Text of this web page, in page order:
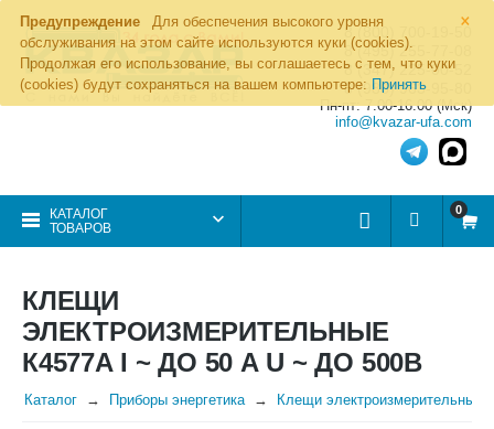
×
Предупреждение
Для обеспечения высокого уровня
обслуживания на этом сайте используются куки (cookies).
Продолжая его использование, вы соглашаетесь с тем, что куки
(cookies) будут сохраняться на вашем компьютере: Принять
8 (800) 700-19-50
8 (495) 255-77-08
8 (347) 225-00-52
8 (986) 963-95-80
Пн-пт: 7.00-16.00 (Мск)
info@kvazar-ufa.com
КАТАЛОГ
ТОВАРОВ
0
КЛЕЩИ
ЭЛЕКТРОИЗМЕРИТЕЛЬНЫЕ
К4577А I ~ ДО 50 А U ~ ДО 500В
Каталог Приборы энергетика Клещи электроизмерительные